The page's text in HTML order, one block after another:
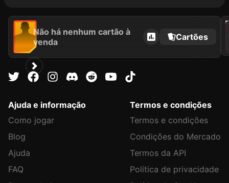
Não há nenhum cartão à
venda
Cartões
2025
Ajuda e informação
Como jogar
Blog
Ajuda
FAQ
Termos e condições
Termos e condições
Condições do Mercado
Termos da API
Política de privacidade